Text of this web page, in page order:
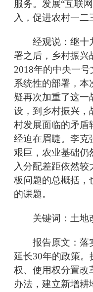
服务。发展“互联
入，促进农村一二
经观说：继十
署之后，乡村振兴
2018年的中央一
系统性的部署，本
疑再次加重了这一
设，到乡村振兴，
村发展面临的矛盾
经迫在眉睫。李克
艰巨，农业基础仍
入分配差距依然
板问题的总概括，
的课题。
关键词：土地
报告原文：落
延长30年的政策
权、使用权分置改
办法，建立新增耕